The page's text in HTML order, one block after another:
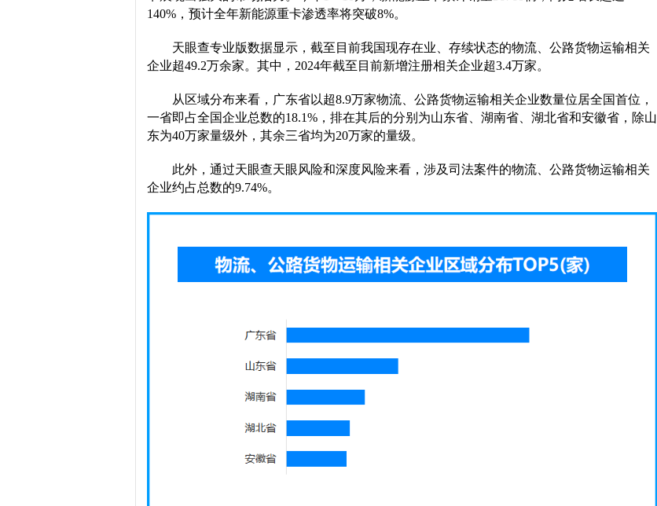
140%，预计全年新能源重卡渗透率将突破8%。
天眼查专业版数据显示，截至目前我国现存在业、存续状态的物流、公路货物运输相关
企业超49.2万余家。其中，2024年截至目前新增注册相关企业超3.4万家。
从区域分布来看，广东省以超8.9万家物流、公路货物运输相关企业数量位居全国首位，
一省即占全国企业总数的18.1%，排在其后的分别为山东省、湖南省、湖北省和安徽省，除山
东为40万家量级外，其余三省均为20万家的量级。
此外，通过天眼查天眼风险和深度风险来看，涉及司法案件的物流、公路货物运输相关
企业约占总数的9.74%。